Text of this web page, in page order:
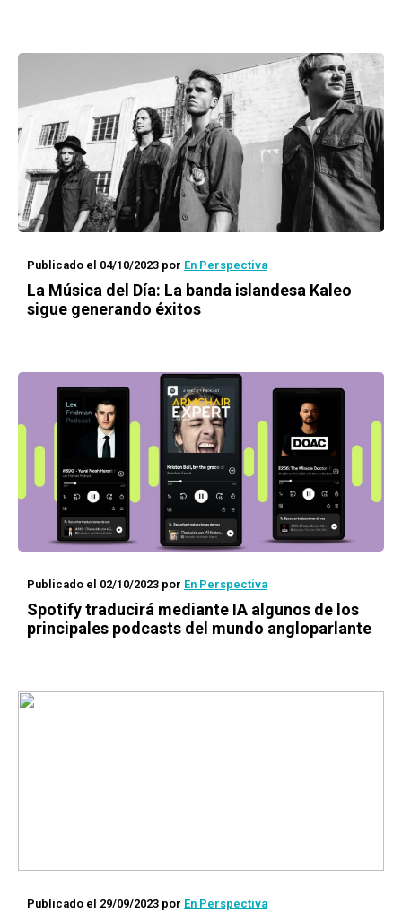
Publicado el 04/10/2023 por En Perspectiva
La Música del Día: La banda islandesa Kaleo
sigue generando éxitos
Publicado el 02/10/2023 por En Perspectiva
Spotify traducirá mediante IA algunos de los
principales podcasts del mundo angloparlante
Publicado el 29/09/2023 por En Perspectiva